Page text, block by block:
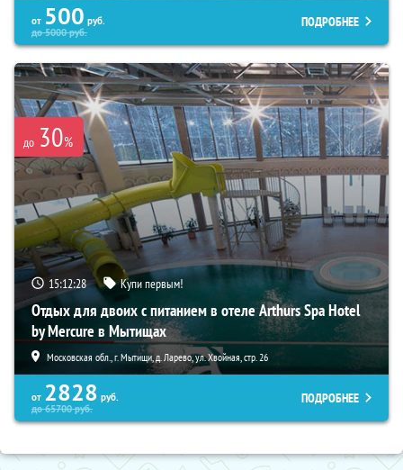
от 500 руб.
до5000руб.
ПОДРОБНЕЕ
до 30%
15:12:26 Купи первым!
Отдых для двоих с питанием в отеле Arthurs Spa Hotel
by Mercure в Мытищах
Московская обл., г. Мытищи, д. Ларево, ул. Хвойная, стр. 26
от 2828 руб.
до65700руб.
ПОДРОБНЕЕ